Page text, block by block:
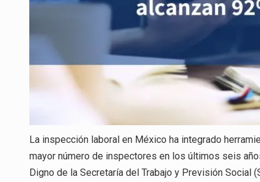
La inspección laboral en México ha integrado
mayor número de inspectores en los últimos seis
Digno de la Secretaría del Trabajo y Previsión Social